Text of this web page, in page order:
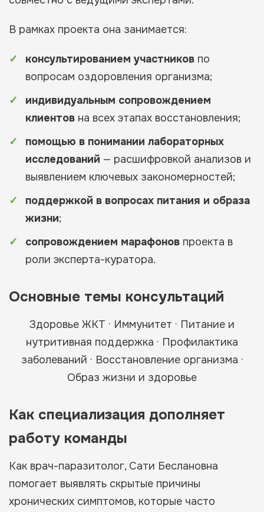
В рамках проекта она занимается:
консультированием участников по
вопросам оздоровления организма;
индивидуальным сопровождением
клиентов на всех этапах восстановления;
помощью в понимании лабораторных
исследований — расшифровкой анализов и
выявлением ключевых закономерностей;
поддержкой в вопросах питания и образа
жизни;
сопровождением марафонов проекта в
роли эксперта-куратора.
Основные темы консультаций
Здоровье ЖКТ · Иммунитет · Питание и
нутритивная поддержка · Профилактика
заболеваний · Восстановление организма ·
Образ жизни и здоровье
Как специализация дополняет
работу команды
Как врач-паразитолог, Сати Беслановна
помогает выявлять скрытые причины
хронических симптомов, которые часто